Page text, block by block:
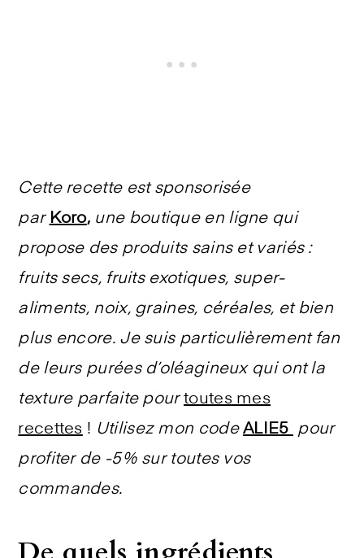
Cette recette est sponsorisée
par Koro, une boutique en ligne qui
propose des produits sains et variés :
fruits secs, fruits exotiques, super-
aliments, noix, graines, céréales, et bien
plus encore. Je suis particulièrement fan
de leurs purées d’oléagineux qui ont la
texture parfaite pour toutes mes
recettes ! Utilisez mon codeALIE5 pour
profiter de -5% sur toutes vos
commandes.